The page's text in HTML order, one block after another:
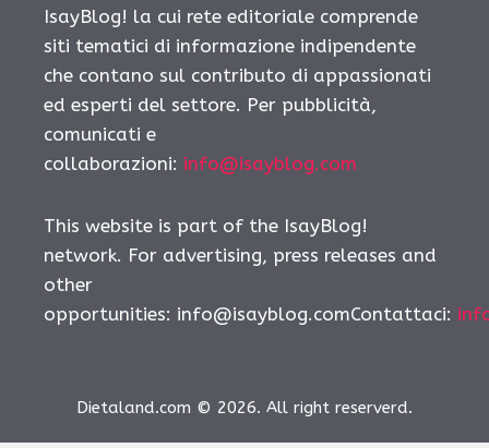
IsayBlog! la cui rete editoriale comprende
siti tematici di informazione indipendente
che contano sul contributo di appassionati
ed esperti del settore. Per pubblicità,
comunicati e
collaborazioni: info@isayblog.com
This website is part of the IsayBlog!
network. For advertising, press releases and
other
opportunities: info@isayblog.comContattaci:
Dietaland.com © 2026. All right reserverd.